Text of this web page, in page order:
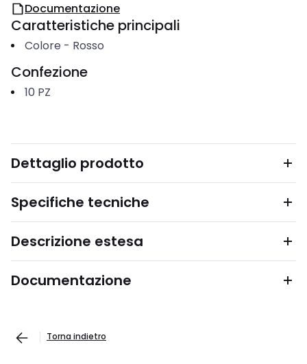
Documentazione
Caratteristiche principali
Colore - Rosso
Confezione
10 PZ
Dettaglio prodotto
Specifiche tecniche
Descrizione estesa
Documentazione
Torna indietro